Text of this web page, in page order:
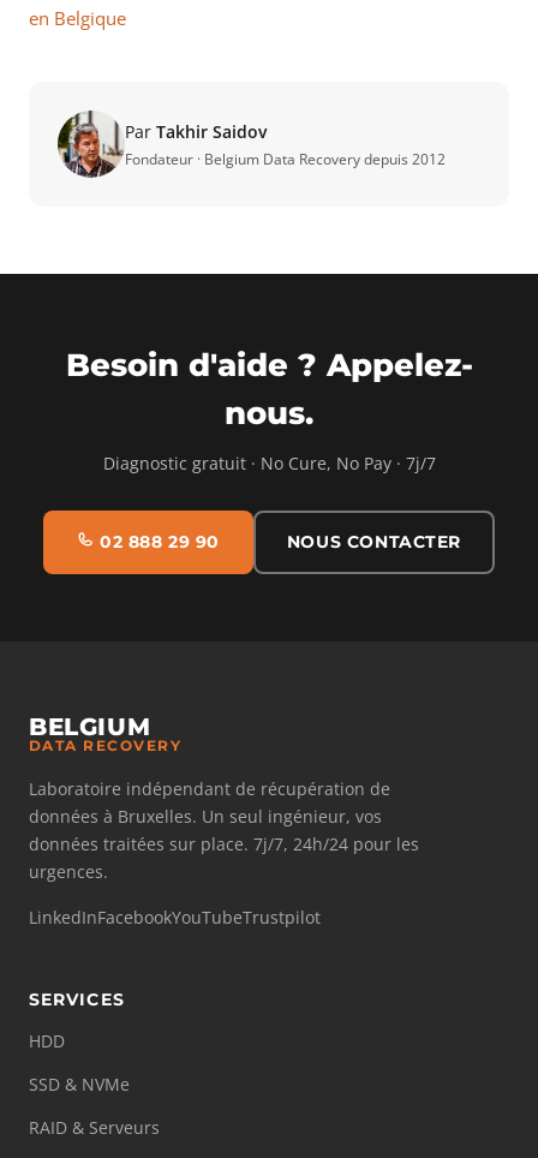
en Belgique
Par Takhir Saidov
Fondateur · Belgium Data Recovery depuis 2012
Besoin d'aide ? Appelez-
nous.
Diagnostic gratuit · No Cure, No Pay · 7j/7
02 888 29 90 NOUS CONTACTER
BELGIUM
DATA RECOVERY
Laboratoire indépendant de récupération de
données à Bruxelles. Un seul ingénieur, vos
données traitées sur place. 7j/7, 24h/24 pour les
urgences.
LinkedInFacebookYouTubeTrustpilot
SERVICES
HDD
SSD & NVMe
RAID & Serveurs